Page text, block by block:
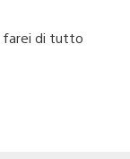
farei di tutto